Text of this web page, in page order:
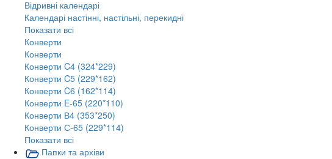
Відривні календарі
Календарі настінні, настільні, перекидні
Показати всі
Конверти
Конверти
Конверти C4 (324*229)
Конверти C5 (229*162)
Конверти C6 (162*114)
Конверти E-65 (220*110)
Конверти В4 (353*250)
Конверти С-65 (229*114)
Показати всі
Папки та архіви